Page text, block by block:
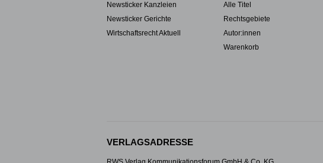
Newsticker Kanzleien
Newsticker Gerichte
Wirtschaftsrecht Aktuell
Alle Titel
Rechtsgebiete
Autor:innen
Warenkorb
VERLAGSADRESSE